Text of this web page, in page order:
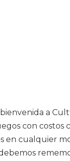
a
con
en cualquier